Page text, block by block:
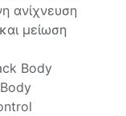
ανίχνευση
μείωση
Body